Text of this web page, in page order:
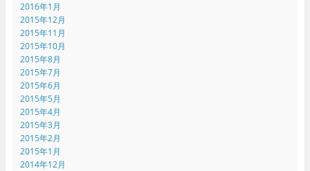
2016年1月
2015年12月
2015年11月
2015年10月
2015年8月
2015年7月
2015年6月
2015年5月
2015年4月
2015年3月
2015年2月
2015年1月
2014年12月